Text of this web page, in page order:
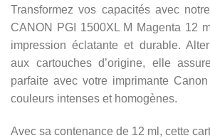
Transformez vos capacités avec
CANON PGI 1500XL M Magenta 12
impression éclatante et durable.
aux cartouches d’origine, elle
parfaite avec votre imprimante
couleurs intenses et homogènes.
Avec sa contenance de 12 ml, cette